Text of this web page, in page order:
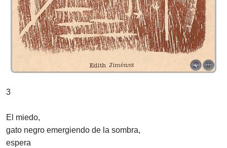
3
El miedo,
gato negro emergiendo de la sombra,
espera